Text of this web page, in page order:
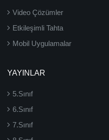
Video Çözümler
Etkileşimli Tahta
Mobil Uygulamalar
YAYINLAR
5.Sınıf
6.Sınıf
7.Sınıf